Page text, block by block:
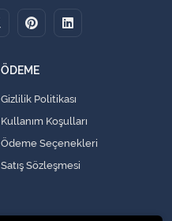
ÖDEME
Gizlilik Politikası
Kullanım Koşulları
Ödeme Seçenekleri
Satış Sözleşmesi